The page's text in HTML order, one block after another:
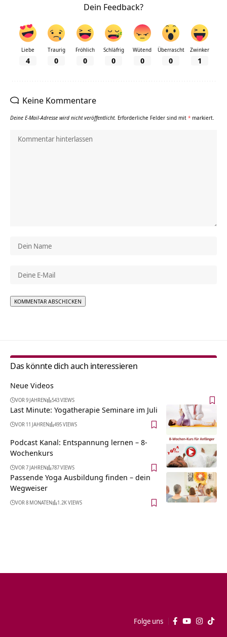
Dein Feedback?
Liebe
4
Traurig
0
Fröhlich
0
Schläfrig
0
Wütend
0
Überrascht
0
Zwinker
1
Keine Kommentare
Deine E-Mail-Adresse wird nicht veröffentlicht. Erforderliche Felder sind mit * markiert.
Das könnte dich auch interessieren
Neue Videos
VOR 9 JAHREN 543 VIEWS
Last Minute: Yogatherapie Seminare im Juli
VOR 11 JAHREN 495 VIEWS
Podcast Kanal: Entspannung lernen – 8-
Wochenkurs
VOR 7 JAHREN 787 VIEWS
Passende Yoga Ausbildung finden – dein
Wegweiser
VOR 8 MONATEN 1.2K VIEWS
Folge uns